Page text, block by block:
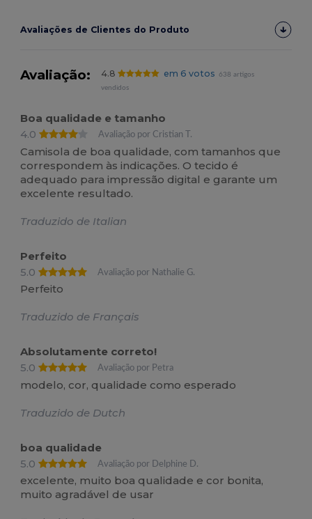
Avaliações de Clientes do Produto
Avaliação: 4.8 em 6 votos
638 artigos
vendidos
Boa qualidade e tamanho
4.0
Avaliação por Cristian T.
Camisola de boa qualidade, com tamanhos que
correspondem às indicações. O tecido é
adequado para impressão digital e garante um
excelente resultado.
Traduzido de Italian
Perfeito
5.0
Avaliação por Nathalie G.
Perfeito
Traduzido de Français
Absolutamente correto!
5.0
Avaliação por Petra
modelo, cor, qualidade como esperado
Traduzido de Dutch
boa qualidade
5.0
Avaliação por Delphine D.
excelente, muito boa qualidade e cor bonita,
muito agradável de usar